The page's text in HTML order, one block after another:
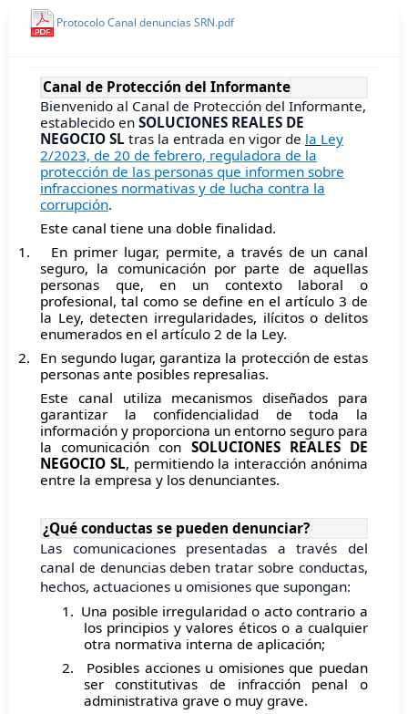
Protocolo Canal denuncias SRN.pdf
Canal de Protección del Informante
Bienvenido al Canal de Protección del Informante,
establecido en SOLUCIONES REALES DE
NEGOCIO SL tras la entrada en vigor de la Ley
2/2023, de 20 de febrero, reguladora de la
protección de las personas que informen sobre
infracciones normativas y de lucha contra la
corrupción.
Este canal tiene una doble finalidad.
1.
En primer lugar, permite, a través de un canal
seguro, la comunicación por parte de aquellas
personas que, en un contexto laboral o
profesional, tal como se define en el artículo 3 de
la Ley, detecten irregularidades, ilícitos o delitos
enumerados en el artículo 2 de la Ley.
2.
En segundo lugar, garantiza la protección de estas
personas ante posibles represalias.
Este canal utiliza mecanismos diseñados para
garantizar la confidencialidad de toda la
información y proporciona un entorno seguro para
la comunicación con SOLUCIONES REALES DE
NEGOCIO SL, permitiendo la interacción anónima
entre la empresa y los denunciantes.
¿Qué conductas se pueden denunciar?
Las comunicaciones presentadas a través del
canal de denuncias deben tratar sobre conductas,
hechos, actuaciones u omisiones que supongan:
1. Una posible irregularidad o acto contrario a
los principios y valores éticos o a cualquier
otra normativa interna de aplicación;
2.
Posibles acciones u omisiones que puedan
ser constitutivas de infracción penal o
administrativa grave o muy grave.